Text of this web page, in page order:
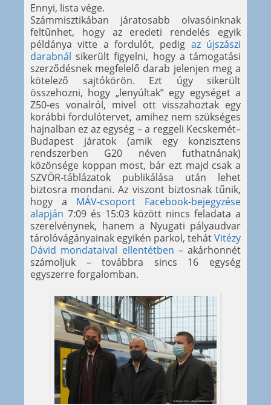
Ennyi, lista vége.
Számmisztikában járatosabb olvasóinknak
feltűnhet, hogy az eredeti rendelés egyik
példánya vitte a fordulót, pedig az újszászi
darabnál sikerült figyelni, hogy a támogatási
szerződésnek megfelelő darab jelenjen meg a
kötelező sajtókörön. Ezt úgy sikerült
összehozni, hogy „lenyúltak” egy egységet a
Z50-es vonalról, mivel ott visszahoztak egy
korábbi fordulótervet, amihez nem szükséges
hajnalban ez az egység – a reggeli Kecskemét–
Budapest járatok (amik egy konzisztens
rendszerben G20 néven futhatnának)
közönsége koppan most, bár ezt majd csak a
SZVÖR-táblázatok publikálása után lehet
biztosra mondani. Az viszont biztosnak tűnik,
hogy a MÁV-csoport Facebook-bejegyzése
alapján 7:09 és 15:03 között nincs feladata a
szerelvénynek, hanem a Nyugati pályaudvar
tárolóvágányainak egyikén parkol, tehátVitézy
Dávid mondataival ellentétben – akárhonnét
számoljuk – továbbra sincs 16 egység
egyszerre forgalomban.